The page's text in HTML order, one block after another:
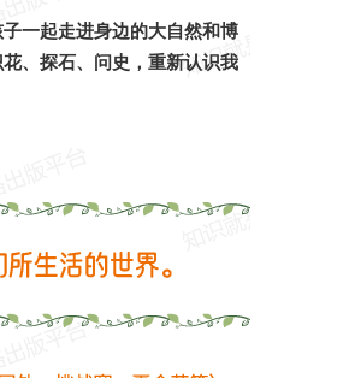
一起走进身边的大自然和博
、探石、问史，重新认识我